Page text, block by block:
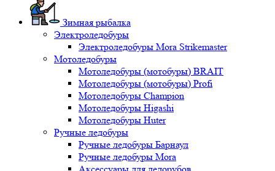
Зимная рыбалка
Электроледобуры
Электроледобуры Mora Strikemaster
Мотоледобуры
Мотоледобуры (мотобуры) BRAIT
Мотоледобуры (мотобуры) Profi
Мотоледобуры Champion
Мотоледобуры Higashi
Мотоледобуры Huter
Ручные ледобуры
Ручные ледобуры Барнаул
Ручные ледобуры Mora